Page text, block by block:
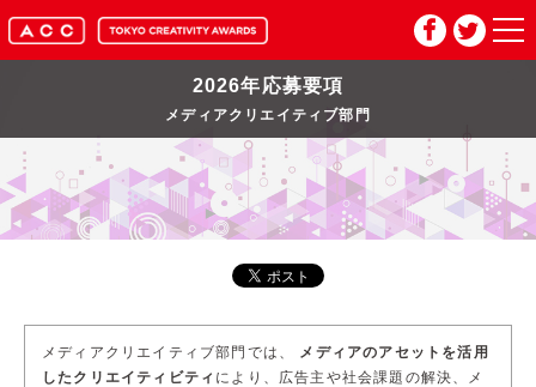
HOME
マイページ
2026年審査委員紹介
2026年応募要項
メディアクリエイティブ部門
メディアクリエイティブ部門では、
メディアのアセットを活用
したクリエイティビティ により、 広告主や社会課題の解決、メ